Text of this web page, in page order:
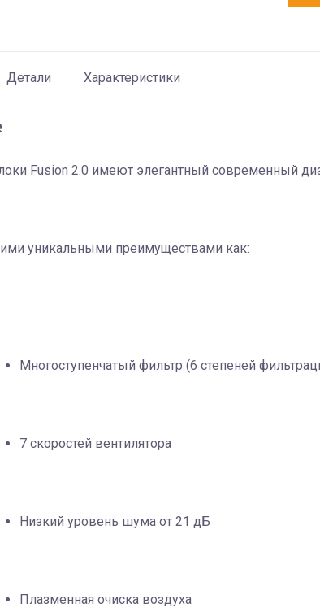
Детали Характеристики
Fusion 2.0 имеют элегантный современный
уникальными преимуществами как:
Многоступенчатый фильтр (6 степеней
7 скоростей вентилятора
Низкий уровень шума от 21 дБ
Плазменная очиска воздуха